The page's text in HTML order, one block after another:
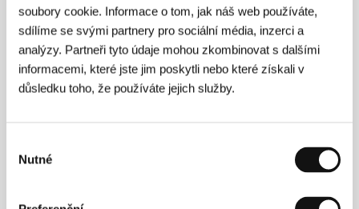
soubory cookie. Informace o tom, jak náš web používáte,
sdílíme se svými partnery pro sociální média, inzerci a
analýzy. Partneři tyto údaje mohou zkombinovat s dalšími
informacemi, které jste jim poskytli nebo které získali v
důsledku toho, že používáte jejich služby.
souhlasu
Nutné
Atmosféry – sobota 6. 7. 2024